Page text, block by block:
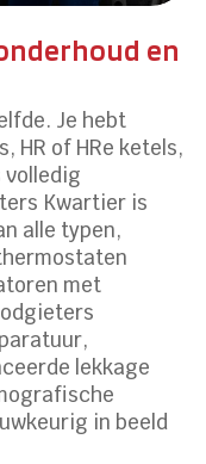
en
Je hebt
HR of HRe ketels,
volledig
Kwartier is
alle typen,
met
lekkage
in beeld